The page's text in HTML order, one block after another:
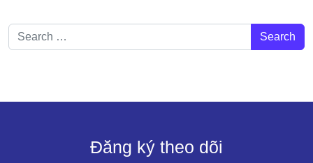
Search for:
Đăng ký theo dõi